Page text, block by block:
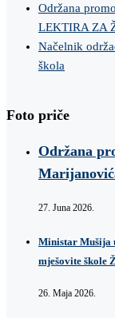
Održana
LEKTIRA ZA
Načelnik
škola
Foto priče
Održana
27. Juna 2026.
Ministar Mušija
mješovite škole
26. Maja 2026.